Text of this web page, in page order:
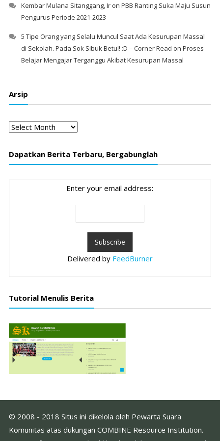
Kembar Mulana Sitanggang, Iron PBB Ranting Suka Maju Susun
Pengurus Periode 2021-2023
5 Tipe Orang yang Selalu Muncul Saat Ada Kesurupan Massal
di Sekolah. Pada Sok Sibuk Betul! :D – Corner Read on Proses
Belajar Mengajar Terganggu Akibat Kesurupan Massal
Arsip
Arsip
Dapatkan Berita Terbaru, Bergabunglah
Enter your email address:
Delivered by FeedBurner
Tutorial Menulis Berita
© 2008 - 2018 Situs ini dikelola oleh Pewarta Suara
Komunitas atas dukungan COMBINE Resource Institution.